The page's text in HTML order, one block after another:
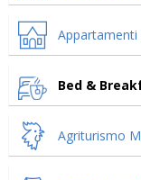
Appartamenti
Bed &
Agriturismo